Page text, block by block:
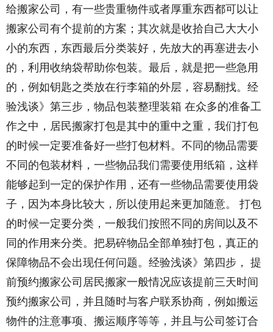
给搬家公司，有一些贵重物件或者厚重东西都可以让
搬家公司有个提前的方案；其次就是收拾自己大大小
小的东西，东西最后分类装好，先放大的再塞进去小
的，利用收纳袋帮助你包装。最后，就是把一些急用
的，例如钥匙之类放在行李箱的外层，容易翻找。经
验浅谈》第三步，物品包装整理装箱 在众多的准备工
作之中，居民搬家打包是其中的重中之重，我们打包
的时候一定要准备好一些打包材料。不同的物品需要
不同的包装材料，一些物品我们需要使用纸箱，这样
能够起到一定的保护作用，还有一些物品需要使用袋
子，因为本身比较大，所以使用起来更加随意。 打包
的时候一定要分类，一般我们按照不同的房间以及不
同的作用来分类。把易碎物品全部单独打包，真正的
保障物品不会出现任何问题。经验浅谈》第四步， 提
前预约搬家公司居民搬家一般情况应该提前三天时间
预约搬家公司，并且随时与客户联系协商，例如搬运
物件的注意事项、搬运顺序等等，并且与公司签订合